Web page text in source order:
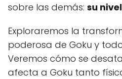
sobre las demás: su
Exploraremos la
poderosa de Goku y
Veremos cómo se
afecta a Goku tanto